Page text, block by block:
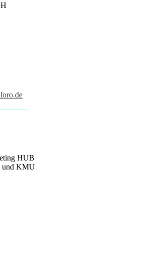
HUB
und KMU